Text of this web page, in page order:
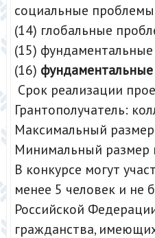
социальные
(14) глобальные
(15)
(16) фундаментальные
Срок реализации
Грантополучатель:
Максимальный
Минимальный размер
В конкурсе могут
менее 5 человек и не
Российской
гражданства,